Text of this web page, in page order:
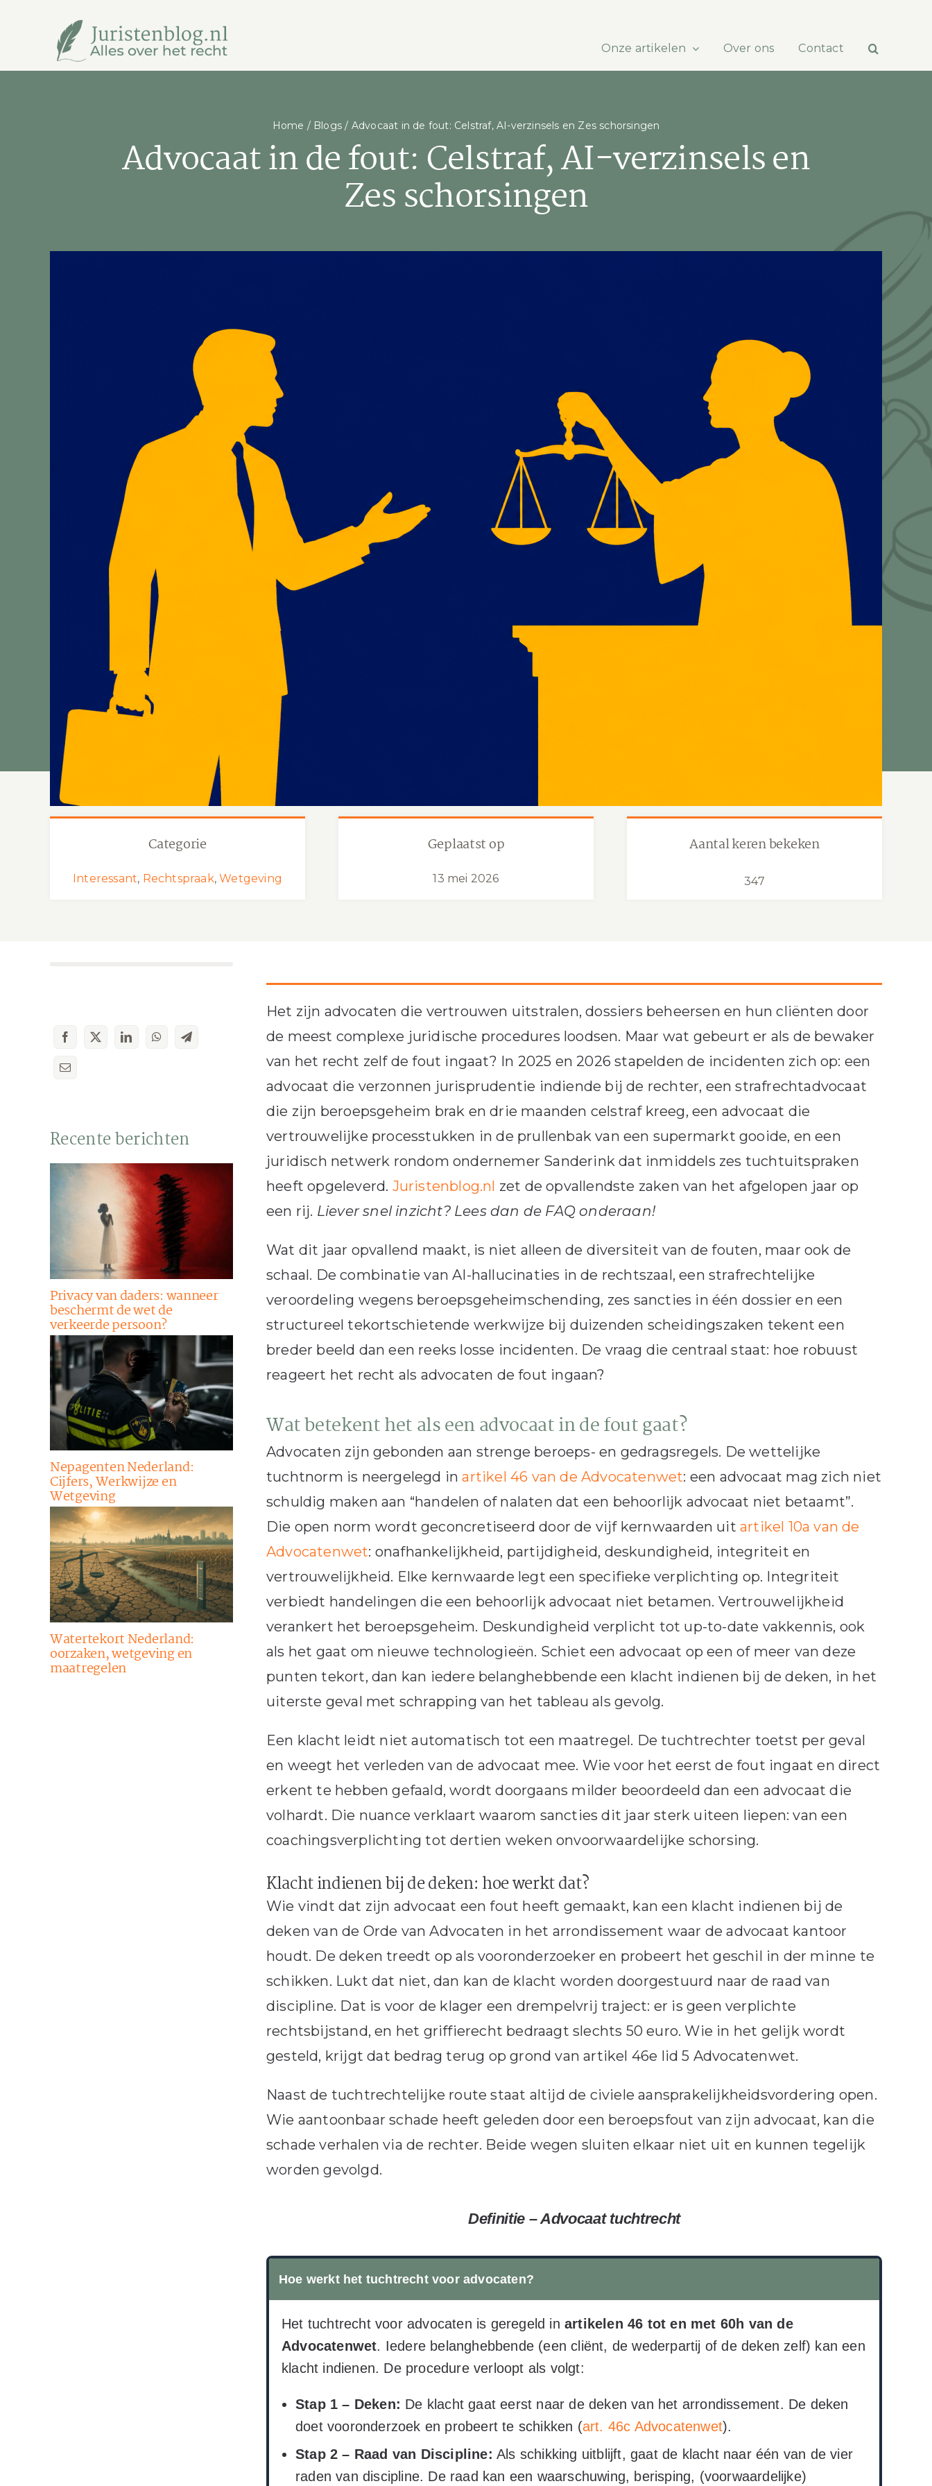
Onze artikelen Over ons Contact
Home / Blogs / Advocaat in de fout: Celstraf, AI-verzinsels en Zes schorsingen
Advocaat in de fout: Celstraf, AI-verzinsels en
Zes schorsingen
Categorie
Interessant, Rechtspraak,Wetgeving
Geplaatst op
13 mei 2026
Aantal keren bekeken
347
Recente berichten
Privacy van daders: wanneer
beschermt de wet de
verkeerde persoon?
Nepagenten Nederland:
Cijfers, Werkwijze en
Wetgeving
Watertekort Nederland:
oorzaken, wetgeving en
maatregelen
Het zijn advocaten die vertrouwen uitstralen, dossiers beheersen en hun cliënten door
de meest complexe juridische procedures loodsen. Maar wat gebeurt er als de bewaker
van het recht zelf de fout ingaat? In 2025 en 2026 stapelden de incidenten zich op: een
advocaat die verzonnen jurisprudentie indiende bij de rechter, een strafrechtadvocaat
die zijn beroepsgeheim brak en drie maanden celstraf kreeg, een advocaat die
vertrouwelijke processtukken in de prullenbak van een supermarkt gooide, en een
juridisch netwerk rondom ondernemer Sanderink dat inmiddels zes tuchtuitspraken
heeft opgeleverd. Juristenblog.nl zet de opvallendste zaken van het afgelopen jaar op
een rij. Liever snel inzicht? Lees dan de FAQ onderaan!
Wat dit jaar opvallend maakt, is niet alleen de diversiteit van de fouten, maar ook de
schaal. De combinatie van AI-hallucinaties in de rechtszaal, een strafrechtelijke
veroordeling wegens beroepsgeheimschending, zes sancties in één dossier en een
structureel tekortschietende werkwijze bij duizenden scheidingszaken tekent een
breder beeld dan een reeks losse incidenten. De vraag die centraal staat: hoe robuust
reageert het recht als advocaten de fout ingaan?
Wat betekent het als een advocaat in de fout gaat?
Advocaten zijn gebonden aan strenge beroeps- en gedragsregels. De wettelijke
tuchtnorm is neergelegd inartikel 46 van de Advocatenwet: een advocaat mag zich niet
schuldig maken aan “handelen of nalaten dat een behoorlijk advocaat niet betaamt”.
Die open norm wordt geconcretiseerd door de vijf kernwaarden uit artikel 10a van de
Advocatenwet: onafhankelijkheid, partijdigheid, deskundigheid, integriteit en
vertrouwelijkheid. Elke kernwaarde legt een specifieke verplichting op. Integriteit
verbiedt handelingen die een behoorlijk advocaat niet betamen. Vertrouwelijkheid
verankert het beroepsgeheim. Deskundigheid verplicht tot up-to-date vakkennis, ook
als het gaat om nieuwe technologieën. Schiet een advocaat op een of meer van deze
punten tekort, dan kan iedere belanghebbende een klacht indienen bij de deken, in het
uiterste geval met schrapping van het tableau als gevolg.
Een klacht leidt niet automatisch tot een maatregel. De tuchtrechter toetst per geval
en weegt het verleden van de advocaat mee. Wie voor het eerst de fout ingaat en direct
erkent te hebben gefaald, wordt doorgaans milder beoordeeld dan een advocaat die
volhardt. Die nuance verklaart waarom sancties dit jaar sterk uiteen liepen: van een
coachingsverplichting tot dertien weken onvoorwaardelijke schorsing.
Klacht indienen bij de deken: hoe werkt dat?
Wie vindt dat zijn advocaat een fout heeft gemaakt, kan een klacht indienen bij de
deken van de Orde van Advocaten in het arrondissement waar de advocaat kantoor
houdt. De deken treedt op als vooronderzoeker en probeert het geschil in der minne te
schikken. Lukt dat niet, dan kan de klacht worden doorgestuurd naar de raad van
discipline. Dat is voor de klager een drempelvrij traject: er is geen verplichte
rechtsbijstand, en het griffierecht bedraagt slechts 50 euro. Wie in het gelijk wordt
gesteld, krijgt dat bedrag terug op grond van artikel 46e lid 5 Advocatenwet.
Naast de tuchtrechtelijke route staat altijd de civiele aansprakelijkheidsvordering open.
Wie aantoonbaar schade heeft geleden door een beroepsfout van zijn advocaat, kan die
schade verhalen via de rechter. Beide wegen sluiten elkaar niet uit en kunnen tegelijk
worden gevolgd.
Definitie – Advocaat tuchtrecht
Hoe werkt het tuchtrecht voor advocaten?
Het tuchtrecht voor advocaten is geregeld in artikelen 46 tot en met 60h van de
Advocatenwet. Iedere belanghebbende (een cliënt, de wederpartij of de deken zelf) kan een
klacht indienen. De procedure verloopt als volgt:
Stap 1 – Deken: De klacht gaat eerst naar de deken van het arrondissement. De deken
doet vooronderzoek en probeert te schikken (art. 46c Advocatenwet).
Stap 2 – Raad van Discipline: Als schikking uitblijft, gaat de klacht naar één van de vier
raden van discipline. De raad kan een waarschuwing, berisping, (voorwaardelijke)